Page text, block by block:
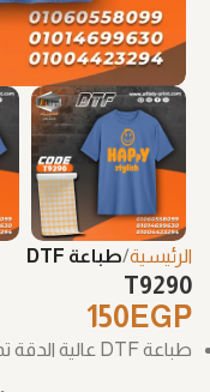
الرئيسية طباعة DTF
T9290
150 EGP
طباعة DTF عالية الدقة تمنح التصميم وضوح وتفاصيل مثالية.